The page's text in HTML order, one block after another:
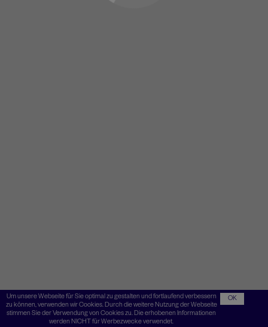
Um unsere Webseite für Sie optimal zu gestalten und fortlaufend verbessern
zu können, verwenden wir Cookies. Durch die weitere Nutzung der Webseite
stimmen Sie der Verwendung von Cookies zu. Die erhobenen Informationen
werden NICHT für Werbezwecke verwendet.
OK